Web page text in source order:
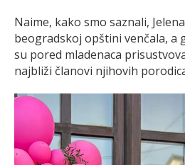
Naime, kako smo saznali,
beogradskoj opštini venčala, a
su pored mladenaca
najbliži članovi njihovih